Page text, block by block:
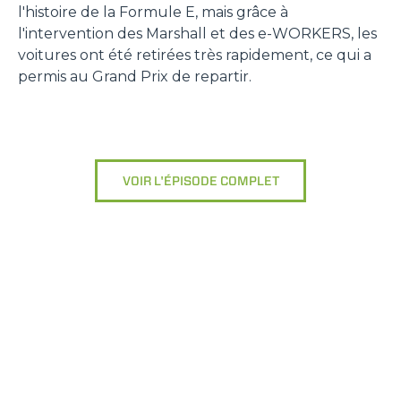
l'histoire de la Formule E, mais grâce à
l'intervention des Marshall et des e-WORKERS, les
voitures ont été retirées très rapidement, ce qui a
permis au Grand Prix de repartir.
VOIR L'ÉPISODE COMPLET